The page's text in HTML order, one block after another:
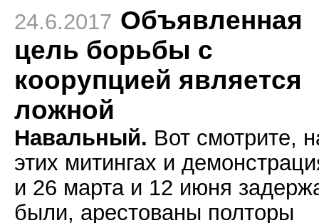
24.6.2017 Объявленная
цель борьбы с
коорупцией является
ложной
Навальный. Вот смотрите,
этих митингах и
и 26 марта и 12 июня
были, арестованы полторы